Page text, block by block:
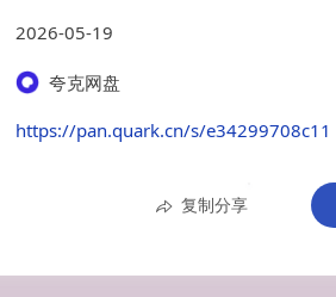
2026-05-19
夸克网盘
https://pan.quark.cn/s/e34299708c11
复制分享